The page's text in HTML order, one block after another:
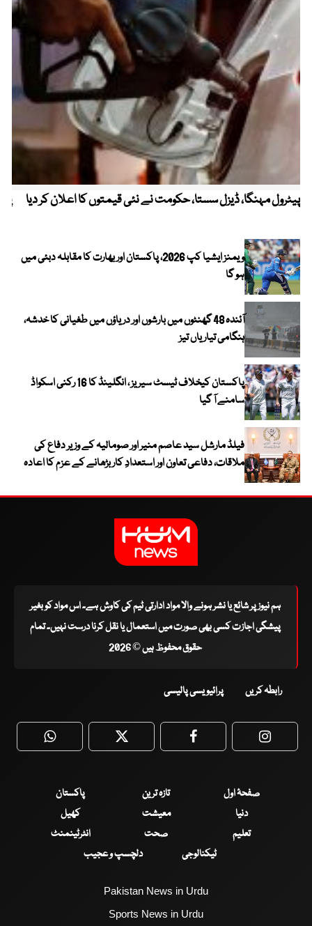
پیٹرول مہنگا، ڈیزل سستا، حکومت نے نئی قیمتوں کا اعلان کر دیا
ویمنز ایشیا کپ 2026، پاکستان اور بھارت کا مقابلہ دبئی میں
ہو گا
آئندہ 48 گھنٹوں میں بارشوں اور دریاؤں میں طغیانی کا خدشہ،
ہنگامی تیاریاں تیز
پاکستان کیخلاف ٹیسٹ سیریز ، انگلینڈ کا 16 رکنی اسکواڈ
سامنے آ گیا
فیلڈ مارشل سید عاصم منیر اور صومالیہ کے وزیر دفاع کی
ملاقات، دفاعی تعاون اور استعدادِ کار بڑھانے کے عزم کا اعادہ
ہم نیوز پر شائع یا نشر ہونے والا مواد ادارتی ٹیم کی کاوش ہے۔ اس مواد کو بغیر
پیشگی اجازت کسی بھی صورت میں استعمال یا نقل کرنا درست نہیں۔ تمام
حقوق محفوظ ہیں © 2026
رابطہ کریں پرائیویسی پالیسی
WhatsApp Twitter Facebook
صفحۂ اول تازہ ترین
پاکستان
دنیا
معیشت
کھیل
تعلیم
صحت
انٹرٹینمنٹ
ٹیکنالوجی
دلچسپ و عجیب
Pakistan News in Urdu
Sports News in Urdu